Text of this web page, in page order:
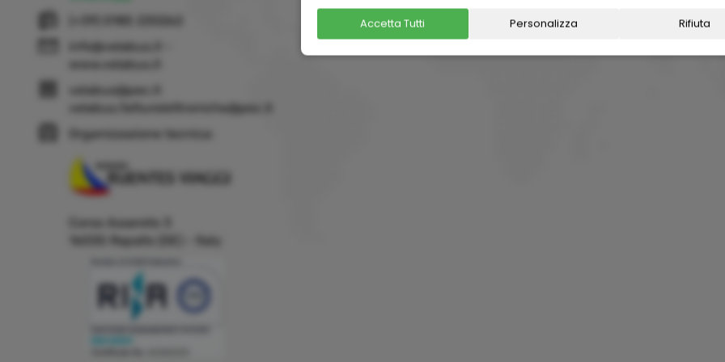
Accetta Tutti Personalizza Rifiuta
info@velabus.it
www.velabus.it
velabus@pec.it
velabus.fatturelettroniche@pec.it
Organizzazione tecnica:
Corso Assereto 3
16035 Rapallo (GE) - Italy